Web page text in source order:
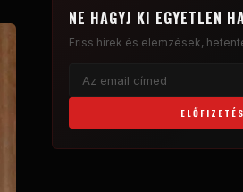
NE HAGYJ KI EGYETLEN
Friss hírek és elemzések,
ELŐFIZETÉS